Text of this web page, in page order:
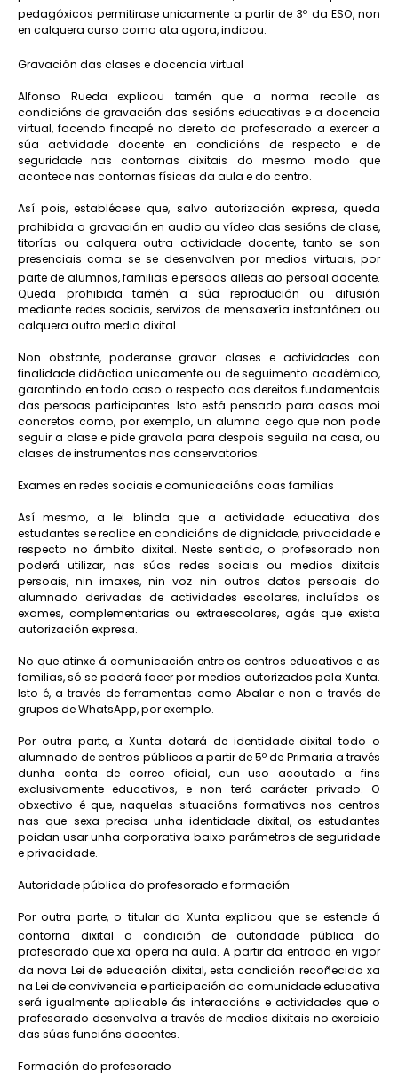
pedagóxicos permitirase unicamente a partir de 3º da ESO, non
en calquera curso como ata agora, indicou.
Gravación das clases e docencia virtual
Alfonso Rueda explicou tamén que a norma recolle as
condicións de gravación das sesións educativas e a docencia
virtual, facendo fincapé no dereito do profesorado a exercer a
súa actividade docente en condicións de respecto e de
seguridade nas contornas dixitais do mesmo modo que
acontece nas contornas físicas da aula e do centro.
Así pois, establécese que, salvo autorización expresa, queda
prohibida a gravación en audio ou vídeo das sesións de clase,
titorías ou calquera outra actividade docente, tanto se son
presenciais coma se se desenvolven por medios virtuais, por
parte de alumnos, familias e persoas alleas ao persoal docente.
Queda prohibida tamén a súa reprodución ou difusión
mediante redes sociais, servizos de mensaxería instantánea ou
calquera outro medio dixital.
Non obstante, poderanse gravar clases e actividades con
finalidade didáctica unicamente ou de seguimento académico,
garantindo en todo caso o respecto aos dereitos fundamentais
das persoas participantes. Isto está pensado para casos moi
concretos como, por exemplo, un alumno cego que non pode
seguir a clase e pide gravala para despois seguila na casa, ou
clases de instrumentos nos conservatorios.
Exames en redes sociais e comunicacións coas familias
Así mesmo, a lei blinda que a actividade educativa dos
estudantes se realice en condicións de dignidade, privacidade e
respecto no ámbito dixital. Neste sentido, o profesorado non
poderá utilizar, nas súas redes sociais ou medios dixitais
persoais, nin imaxes, nin voz nin outros datos persoais do
alumnado derivadas de actividades escolares, incluídos os
exames, complementarias ou extraescolares, agás que exista
autorización expresa.
No que atinxe á comunicación entre os centros educativos e as
familias, só se poderá facer por medios autorizados pola Xunta.
Isto é, a través de ferramentas como Abalar e non a través de
grupos de WhatsApp, por exemplo.
Por outra parte, a Xunta dotará de identidade dixital todo o
alumnado de centros públicos a partir de 5º de Primaria a través
dunha conta de correo oficial, cun uso acoutado a fins
exclusivamente educativos, e non terá carácter privado. O
obxectivo é que, naquelas situacións formativas nos centros
nas que sexa precisa unha identidade dixital, os estudantes
poidan usar unha corporativa baixo parámetros de seguridade
e privacidade.
Autoridade pública do profesorado e formación
Por outra parte, o titular da Xunta explicou que se estende á
contorna dixital a condición de autoridade pública do
profesorado que xa opera na aula. A partir da entrada en vigor
da nova Lei de educación dixital, esta condición recoñecida xa
na Lei de convivencia e participación da comunidade educativa
será igualmente aplicable ás interaccións e actividades que o
profesorado desenvolva a través de medios dixitais no exercicio
das súas funcións docentes.
Formación do profesorado